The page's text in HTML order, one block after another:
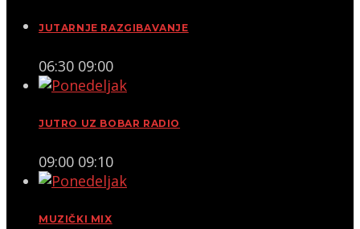
JUTARNJE RAZGIBAVANJE
06:30 09:00
JUTRO UZ BOBAR RADIO
09:00 09:10
MUZIČKI MIX